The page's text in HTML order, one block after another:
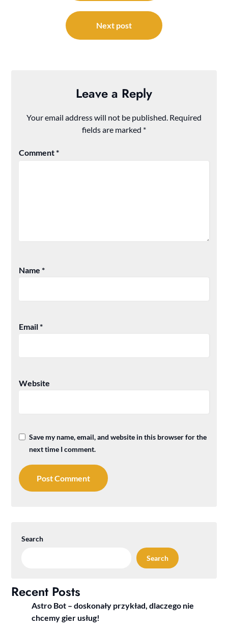
Next post
Leave a Reply
Your email address will not be published. Required
fields are marked *
Comment*
Name*
Email*
Website
Save my name, email, and website in this browser for the
next time I comment.
Search
Search
Recent Posts
Astro Bot – doskonały przykład, dlaczego nie
chcemy gier usług!